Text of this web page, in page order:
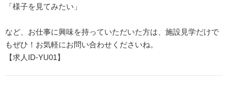
「様子を見てみたい」
など、お仕事に興味を持っていただいた方は、施設見学だけで
もぜひ！お気軽にお問い合わせくださいね。
【求人ID-YU01】